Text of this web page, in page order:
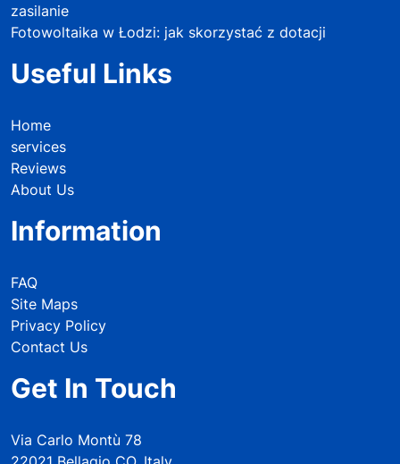
zasilanie
Fotowoltaika w Łodzi: jak skorzystać z dotacji
Useful Links
Home
services
Reviews
About Us
Information
FAQ
Site Maps
Privacy Policy
Contact Us
Get In Touch
Via Carlo Montù 78